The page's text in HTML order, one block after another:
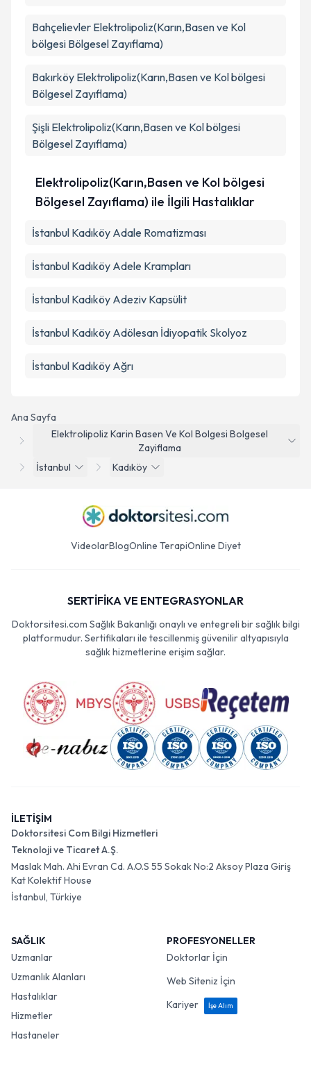
Ana Sayfa
Elektrolipoliz Karin Basen Ve Kol Bolgesi Bolgesel
Zayiflama
İstanbul
Kadıköy
Bahçelievler Elektrolipoliz(Karın,Basen ve Kol
bölgesi Bölgesel Zayıflama)
Bakırköy Elektrolipoliz(Karın,Basen ve Kol bölgesi
Bölgesel Zayıflama)
Şişli Elektrolipoliz(Karın,Basen ve Kol bölgesi
Bölgesel Zayıflama)
Elektrolipoliz(Karın,Basen ve Kol bölgesi
Bölgesel Zayıflama) ile İlgili Hastalıklar
İstanbul Kadıköy Adale Romatizması
İstanbul Kadıköy Adele Krampları
İstanbul Kadıköy Adeziv Kapsülit
İstanbul Kadıköy Adölesan İdiyopatik Skolyoz
İstanbul Kadıköy Ağrı
VideolarBlogOnline TerapiOnline Diyet
SERTİFİKA VE ENTEGRASYONLAR
Doktorsitesi.com Sağlık Bakanlığı onaylı ve entegreli bir sağlık bilgi
platformudur. Sertifikaları ile tescillenmiş güvenilir altyapısıyla
sağlık hizmetlerine erişim sağlar.
İLETİŞİM
Doktorsitesi Com Bilgi Hizmetleri
Teknoloji ve Ticaret A.Ş.
Maslak Mah. Ahi Evran Cd. A.O.S 55 Sokak No:2 Aksoy Plaza Giriş
Kat Kolektif House
İstanbul, Türkiye
SAĞLIK
Uzmanlar
Uzmanlık Alanları
Hastalıklar
Hizmetler
Hastaneler
PROFESYONELLER
Doktorlar İçin
Web Siteniz İçin
Kariyer
İşe Alım